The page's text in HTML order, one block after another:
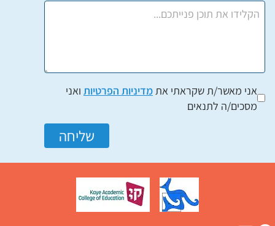
אני מאשר/ת שקראתי אתמדיניות הפרטיות ואני
מסכים/ה לתנאים
שליחה